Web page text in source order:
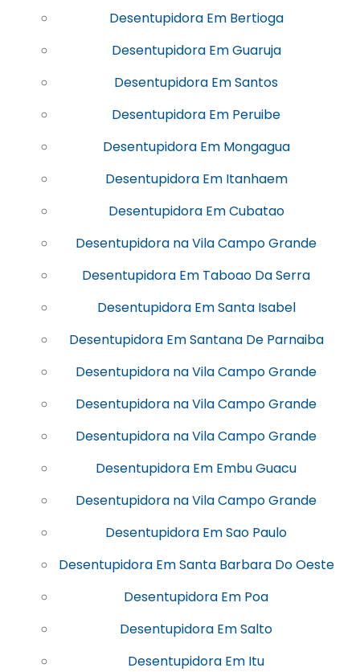
Desentupidora Em Bertioga
Desentupidora Em Guaruja
Desentupidora Em Santos
Desentupidora Em Peruibe
Desentupidora Em Mongagua
Desentupidora Em Itanhaem
Desentupidora Em Cubatao
Desentupidora na Vila Campo Grande
Desentupidora Em Taboao Da Serra
Desentupidora Em Santa Isabel
Desentupidora Em Santana De Parnaiba
Desentupidora na Vila Campo Grande
Desentupidora na Vila Campo Grande
Desentupidora na Vila Campo Grande
Desentupidora Em Embu Guacu
Desentupidora na Vila Campo Grande
Desentupidora Em Sao Paulo
Desentupidora Em Santa Barbara Do Oeste
Desentupidora Em Poa
Desentupidora Em Salto
Desentupidora Em Itu